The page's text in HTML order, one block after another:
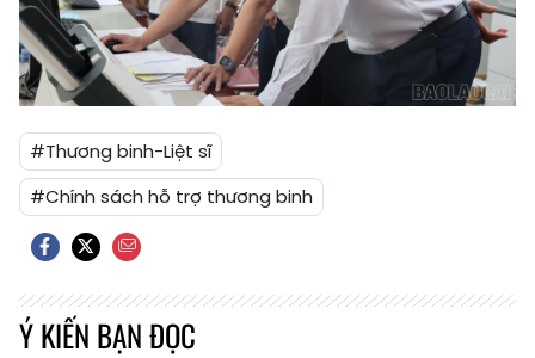
#Thương binh-Liệt sĩ
#Chính sách hỗ trợ thương binh
Ý KIẾN BẠN ĐỌC